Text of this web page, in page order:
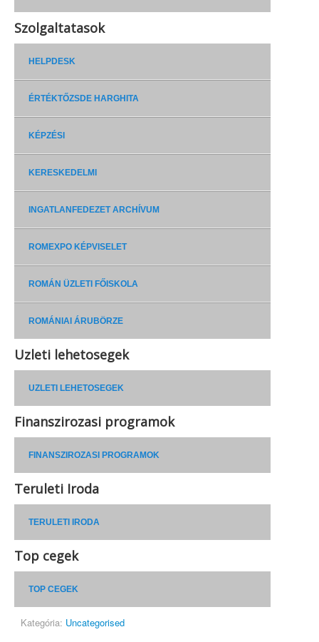
Szolgaltatasok
HELPDESK
ÉRTÉKTŐZSDE HARGHITA
KÉPZÉSI
KERESKEDELMI
INGATLANFEDEZET ARCHÍVUM
ROMEXPO KÉPVISELET
ROMÁN ÜZLETI FŐISKOLA
ROMÁNIAI ÁRUBÖRZE
Uzleti lehetosegek
UZLETI LEHETOSEGEK
Finanszirozasi programok
FINANSZIROZASI PROGRAMOK
Teruleti Iroda
TERULETI IRODA
Top cegek
TOP CEGEK
Kategória: Uncategorised